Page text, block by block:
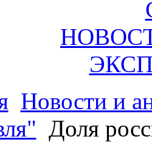
Новости и
Доля